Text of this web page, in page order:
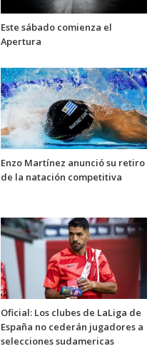
Este sábado comienza el
Apertura
Enzo Martínez anunció su retiro
de la natación competitiva
Oficial: Los clubes de LaLiga de
España no cederán jugadores a
selecciones sudamericas